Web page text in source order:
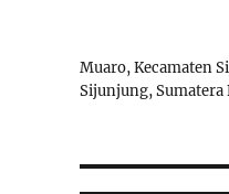
Muaro, Kecamaten
Sijunjung, Sumatera